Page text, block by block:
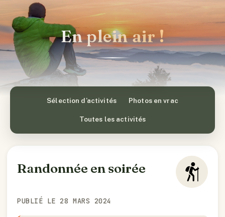
En plein air !
Sélection d’activités Photos en vrac
Toutes les activités
Randonnée en soirée
PUBLIÉ LE 28 MARS 2024